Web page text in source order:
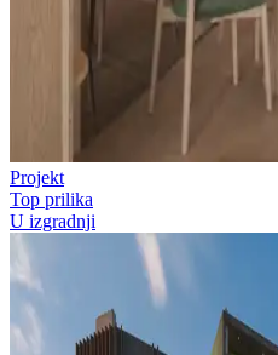
Projekt
Top prilika
U izgradnji